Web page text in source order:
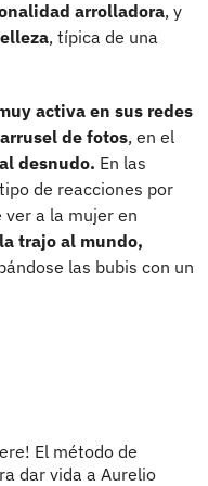
arrolladora, y
, típica de una
activa en sus redes
de fotos, en el
desnudo. En las
de reacciones por
a la mujer en
trajo al mundo,
las bubis con un
El método de
dar vida a Aurelio